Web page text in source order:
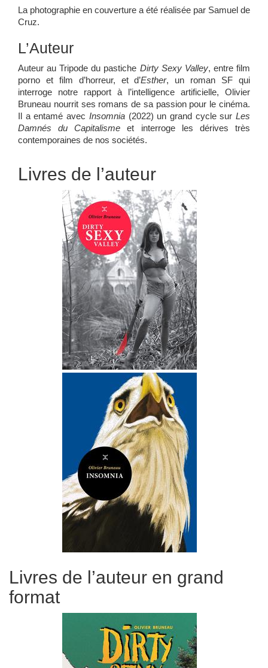
La photographie en couverture a été réalisée par Samuel de
Cruz.
L’Auteur
Auteur au Tripode du pastiche Dirty Sexy Valley, entre film
porno et film d’horreur, et d’Esther, un roman SF qui
interroge notre rapport à l’intelligence artificielle, Olivier
Bruneau nourrit ses romans de sa passion pour le cinéma.
Il a entamé avec Insomnia(2022) un grand cycle surLes
Damnés du Capitalisme et interroge les dérives très
contemporaines de nos sociétés.
Livres de l’auteur
Livres de l’auteur en grand
format